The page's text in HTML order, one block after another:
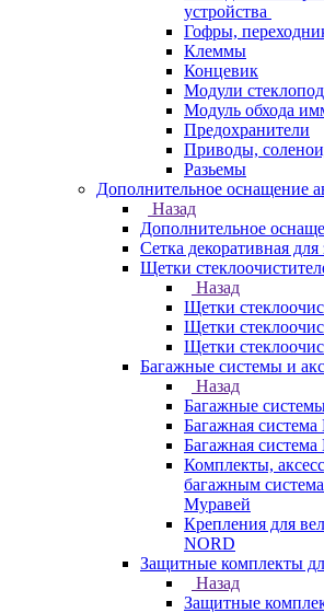
устройства
Гофры,
Клеммы
Концевик
Модули
Модуль обхода
Предохранители
Приводы,
Разьемы
Дополнительное оснащение
Назад
Дополнительное
Сетка декоративная
Щетки
Назад
Щетки
Щетки
Щетки
Багажные системы и
Назад
Багажные
Багажная
Багажная
Комплекты,
багажным
Муравей
Крепления для
NORD
Защитные комплекты
Назад
Защитные